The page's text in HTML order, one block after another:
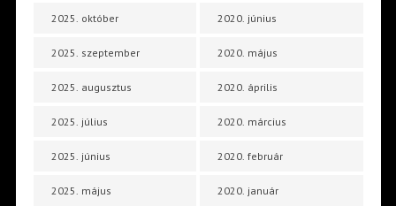
2025. október
2025. szeptember
2025. augusztus
2025. július
2025. június
2025. május
2020. június
2020. május
2020. április
2020. március
2020. február
2020. január